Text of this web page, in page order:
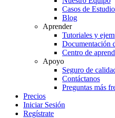
Casos de Estudio
Blog
Aprender
Tutoriales y
Documentación
Centro de
Apoyo
Seguro de
Contáctanos
Preguntas más
Precios
Iniciar Sesión
Regístrate